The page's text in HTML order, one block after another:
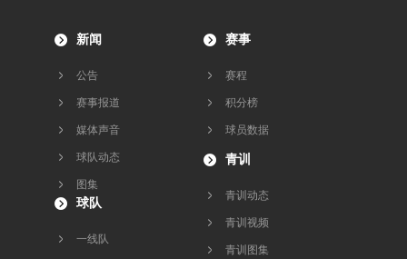
新闻
公告
赛事报道
媒体声音
球队动态
图集
赛事
赛程
积分榜
球员数据
球队
一线队
青训
青训动态
青训视频
青训图集